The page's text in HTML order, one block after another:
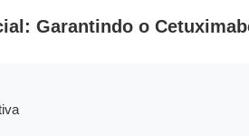
Garantindo o